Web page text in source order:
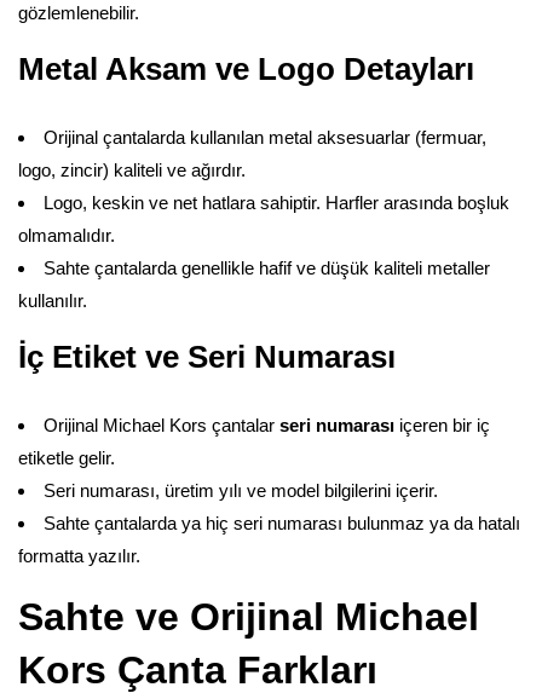
gözlemlenebilir.
Metal Aksam ve Logo Detayları
Orijinal çantalarda kullanılan metal aksesuarlar (fermuar,
logo, zincir) kaliteli ve ağırdır.
Logo, keskin ve net hatlara sahiptir. Harfler arasında boşluk
olmamalıdır.
Sahte çantalarda genellikle hafif ve düşük kaliteli metaller
kullanılır.
İç Etiket ve Seri Numarası
Orijinal Michael Kors çantalar seri numarası içeren bir iç
etiketle gelir.
Seri numarası, üretim yılı ve model bilgilerini içerir.
Sahte çantalarda ya hiç seri numarası bulunmaz ya da hatalı
formatta yazılır.
Sahte ve Orijinal Michael
Kors Çanta Farkları